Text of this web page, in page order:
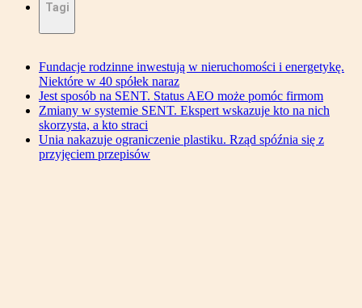
Tagi
Fundacje rodzinne inwestują w nieruchomości i energetykę.
Niektóre w 40 spółek naraz
Jest sposób na SENT. Status AEO może pomóc firmom
Zmiany w systemie SENT. Ekspert wskazuje kto na nich
skorzysta, a kto straci
Unia nakazuje ograniczenie plastiku. Rząd spóźnia się z
przyjęciem przepisów